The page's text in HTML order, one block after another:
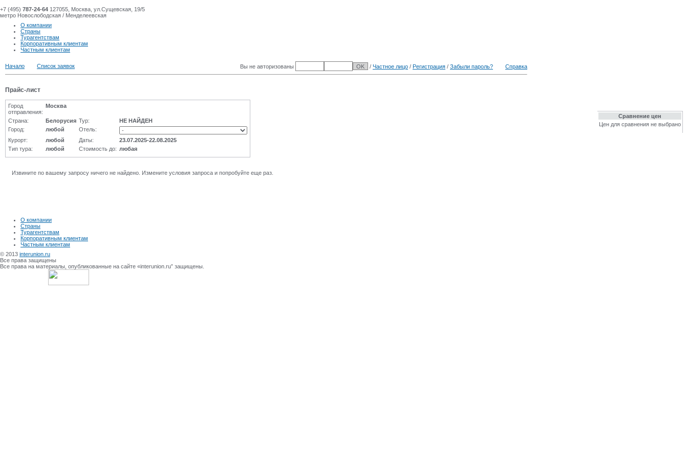
+7 (495) 787-24-64 127055, Москва, ул.Сущевская, 19/5
метро Новослободская / Менделеевская
О компании
Страны
Турагентствам
Корпоративным клиентам
Частным клиентам
Начало Список заявок Вы не авторизованы / Частное лицо / Регистрация / Забыли пароль? Справка
Прайс-лист
Город
отправления:
Москва
Страна: Белорусия Тур:
НЕ НАЙДЕН
Город:
любой
Отель:
Курорт:
любой Даты:
23.07.2025-22.08.2025
Тип тура:
любой Стоимость до: любая
Сравнение цен
Цен для сравнения не выбрано
Извините по вашему запросу ничего не найдено. Измените условия запроса и попробуйте еще раз.
О компании
Страны
Турагентствам
Корпоративным клиентам
Частным клиентам
© 2013 interunion.ru
Все права защищены
Все права на материалы, опубликованные на сайте «interunion.ru” защищены.